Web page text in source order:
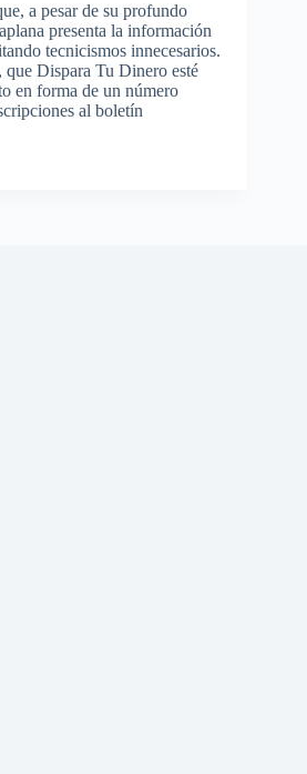
a pesar de su profundo
presenta la información
tecnicismos innecesarios.
que Dispara Tu Dinero esté
en forma de un número
al boletín